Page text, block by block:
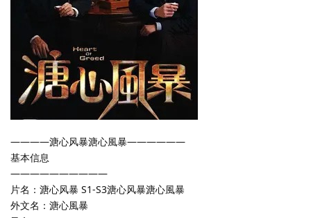
————溏心风暴溏心風暴——————
基本信息
——————————
片名：溏心风暴 S1-S3溏心风暴溏心風暴
外文名：溏心風暴